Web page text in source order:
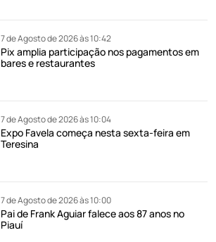
7 de Agosto de 2026 às 10:42
Pix amplia participação nos pagamentos em
bares e restaurantes
7 de Agosto de 2026 às 10:04
Expo Favela começa nesta sexta-feira em
Teresina
7 de Agosto de 2026 às 10:00
Pai de Frank Aguiar falece aos 87 anos no
Piauí